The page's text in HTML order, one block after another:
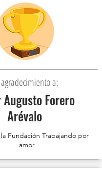
a:
Augusto Forero
Arévalo
Fundación Trabajando por
amor